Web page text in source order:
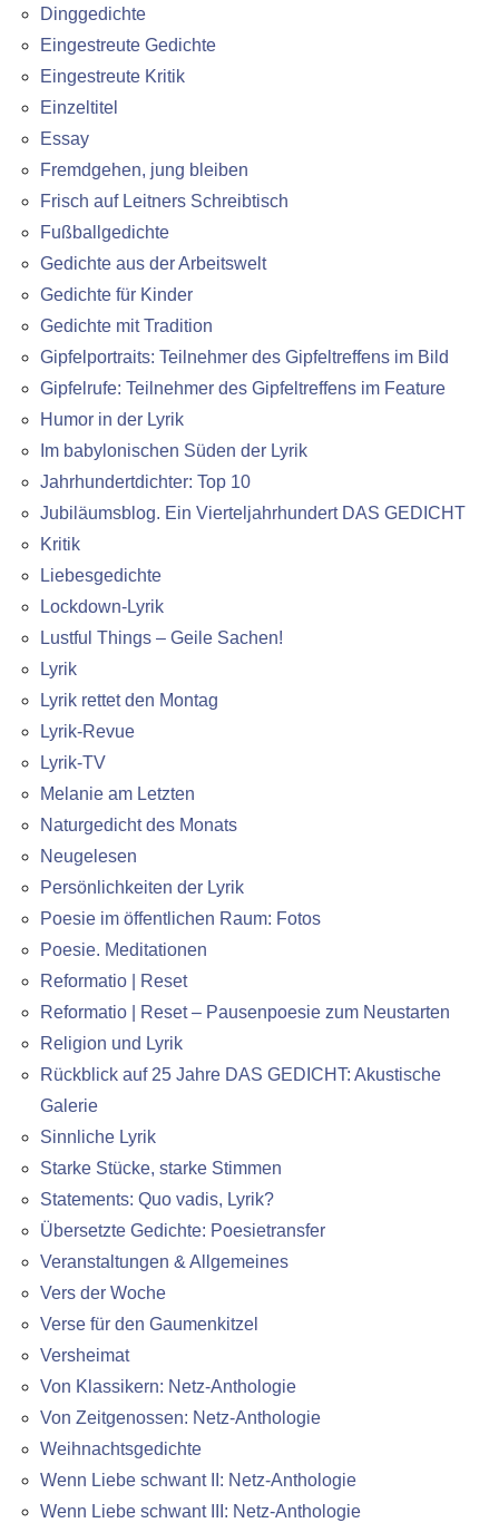
Dinggedichte
Eingestreute Gedichte
Eingestreute Kritik
Einzeltitel
Essay
Fremdgehen, jung bleiben
Frisch auf Leitners Schreibtisch
Fußballgedichte
Gedichte aus der Arbeitswelt
Gedichte für Kinder
Gedichte mit Tradition
Gipfelportraits: Teilnehmer des Gipfeltreffens im Bild
Gipfelrufe: Teilnehmer des Gipfeltreffens im Feature
Humor in der Lyrik
Im babylonischen Süden der Lyrik
Jahrhundertdichter: Top 10
Jubiläumsblog. Ein Vierteljahrhundert DAS GEDICHT
Kritik
Liebesgedichte
Lockdown-Lyrik
Lustful Things – Geile Sachen!
Lyrik
Lyrik rettet den Montag
Lyrik-Revue
Lyrik-TV
Melanie am Letzten
Naturgedicht des Monats
Neugelesen
Persönlichkeiten der Lyrik
Poesie im öffentlichen Raum: Fotos
Poesie. Meditationen
Reformatio | Reset
Reformatio | Reset – Pausenpoesie zum Neustarten
Religion und Lyrik
Rückblick auf 25 Jahre DAS GEDICHT: Akustische
Galerie
Sinnliche Lyrik
Starke Stücke, starke Stimmen
Statements: Quo vadis, Lyrik?
Übersetzte Gedichte: Poesietransfer
Veranstaltungen & Allgemeines
Vers der Woche
Verse für den Gaumenkitzel
Versheimat
Von Klassikern: Netz-Anthologie
Von Zeitgenossen: Netz-Anthologie
Weihnachtsgedichte
Wenn Liebe schwant II: Netz-Anthologie
Wenn Liebe schwant III: Netz-Anthologie